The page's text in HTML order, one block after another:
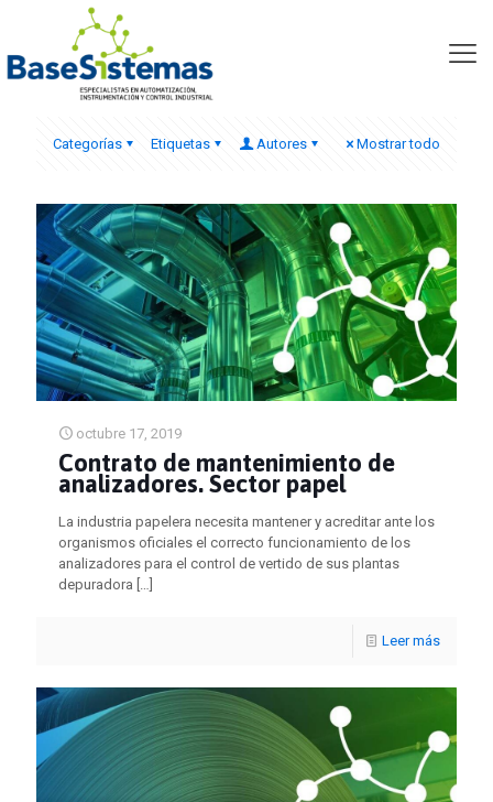
Categorías Etiquetas Autores Mostrar todo
octubre 17, 2019
Contrato de mantenimiento de
analizadores. Sector papel
La industria papelera necesita mantener y acreditar ante los
organismos oficiales el correcto funcionamiento de los
analizadores para el control de vertido de sus plantas
depuradora […]
Leer más